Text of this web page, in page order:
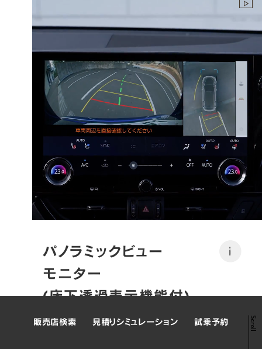
Scroll
パノラミックビュー
モニター
(床下透過表示機能付)
i
NEXT
インテリア
詳細はこちら
販売店検索 見積りシミュレーション 試乗予約